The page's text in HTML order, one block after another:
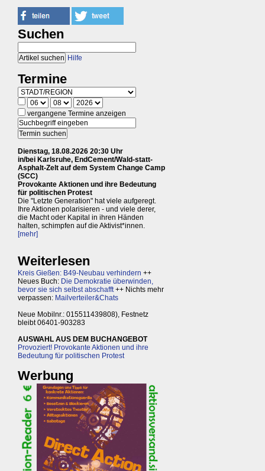
Suchen
Hilfe
Termine
vergangene Termine anzeigen
Dienstag, 18.08.2026 20:30 Uhr
in/bei Karlsruhe, EndCement/Wald-statt-
Asphalt-Zelt auf dem System Change Camp
(SCC)
Provokante Aktionen und ihre Bedeutung
für politischen Protest
Die "Letzte Generation" hat viele aufgeregt.
Ihre Aktionen polarisieren - und viele derer,
die Macht oder Kapital in ihren Händen
halten, schimpfen auf die Aktivist*innen.
[mehr]
Weiterlesen
Kreis Gießen: B49-Neubau verhindern ++
Neues Buch: Die Demokratie überwinden,
bevor sie sich selbst abschafft++ Nichts mehr
verpassen: Mailverteiler&Chats
Neue Mobilnr.: 015511439808), Festnetz
bleibt 06401-903283
AUSWAHL AUS DEM BUCHANGEBOT
Provoziert! Provokante Aktionen und ihre
Bedeutung für politischen Protest
Werbung